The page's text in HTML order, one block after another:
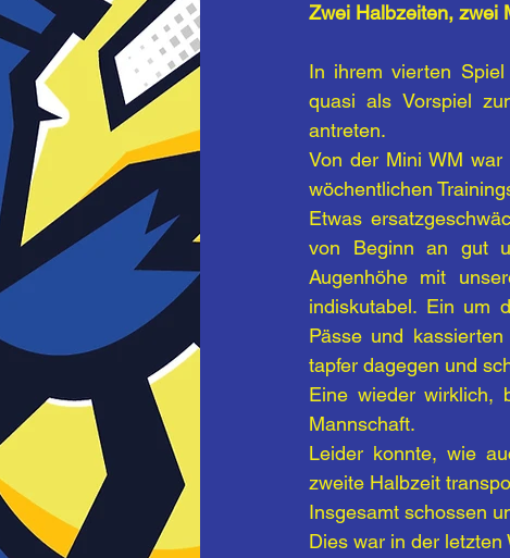
Zwei Halbzeiten, zwei
In ihrem vierten
quasi als Vorspiel
antreten.
Von der Mini WM
wöchentlichen
Etwas
von Beginn an gut
Augenhöhe mit
indiskutabel. Ein um
Pässe und
tapfer dagegen und
Eine wieder wirklich,
Mannschaft.
Leider konnte, wie
zweite Halbzeit
Insgesamt schossen
Dies war in der letzten